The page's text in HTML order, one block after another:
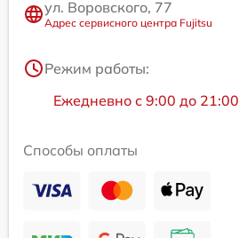
ул. Воровского, 77
Адрес сервисного центра Fujitsu
Режим работы:
Ежедневно с 9:00 до 21:00
Способы оплаты